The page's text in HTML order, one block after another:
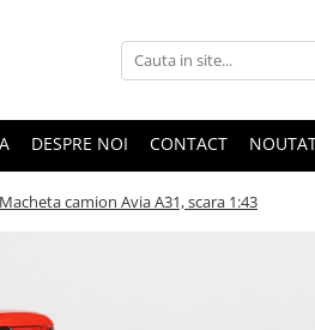
DESPRE NOI CONTACT
Macheta camion Avia A31, scara 1:43